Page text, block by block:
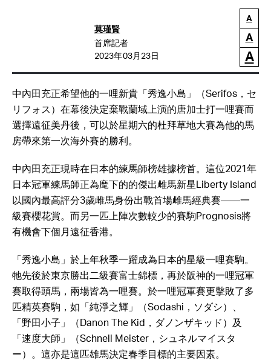
莫瑾賢
首席記者
2023年03月23日
A
A
A
中內田充正希望他的一哩新貴「秀逸小島」（Serifos，セ
リフォス）在幕後決定棄戰蘭域上演的唐加士打一哩賽而
選擇遠征美丹後，可以於星期六的杜拜草地大賽為他的馬
房帶來第一次海外賽的勝利。
中內田充正現時在日本的練馬師榜雄據榜首。這位2021年
日本冠軍練馬師正為麾下的的傑出雌馬新星Liberty Island
以國內最高評分3歲雌馬身份出戰首場雌馬經典賽——一
級賽櫻花賞。而另一匹上陣次數較少的賽駒Prognosis將
有機會下個月遠征香港。
「秀逸小島」於上年秋季一躍成為日本的星級一哩賽駒。
牠先後於東京勝出二級賽富士錦標，再於阪神的一哩冠軍
賽取得頭馬，兩場皆為一哩賽。於一哩冠軍賽更擊敗了多
匹精英賽駒，如「純淨之輝」（Sodashi，ソダシ）、
「野田小子」（Danon The Kid，ダノンザキッド）及
「速度大師」（Schnell Meister，シュネルマイスタ
ー）。這亦是這匹雄馬決定春季目標的主要因素。